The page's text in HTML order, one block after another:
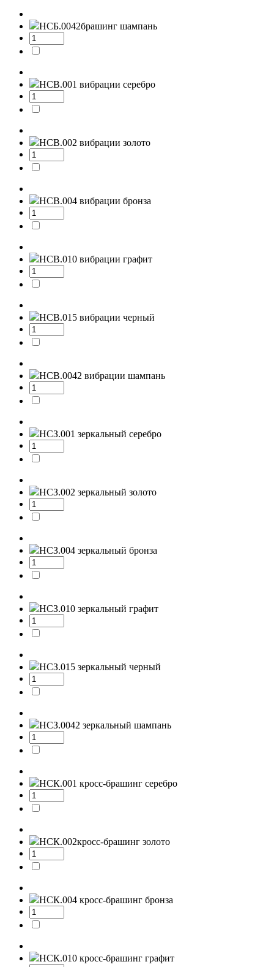
НСБ.0042брашинг шампань
НСВ.001 вибрации серебро
НСВ.002 вибрации золото
НСВ.004 вибрации бронза
НСВ.010 вибрации графит
НСВ.015 вибрации черный
НСВ.0042 вибрации шампань
НСЗ.001 зеркальный серебро
НСЗ.002 зеркальный золото
НСЗ.004 зеркальный бронза
НСЗ.010 зеркальный графит
НСЗ.015 зеркальный черный
НСЗ.0042 зеркальный шампань
НСК.001 кросс-брашинг серебро
НСК.002кросс-брашинг золото
НСК.004 кросс-брашинг бронза
НСК.010 кросс-брашинг графит